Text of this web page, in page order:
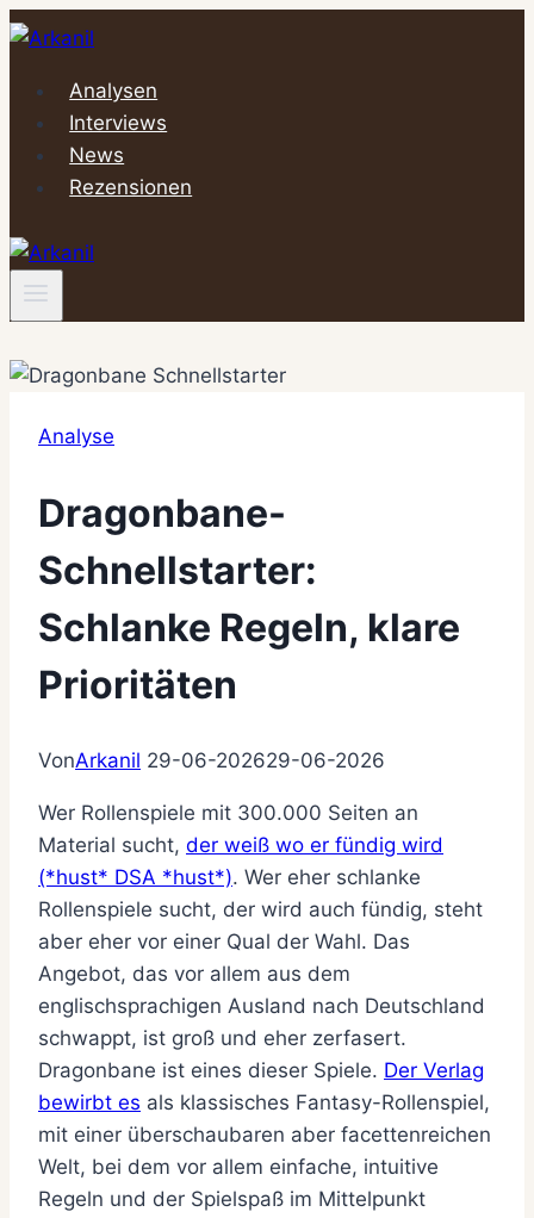
Zum
springenAnalysen
Interviews
News
Rezensionen
Analyse
Dragonbane-
Schnellstarter:
Schlanke Regeln, klare
Prioritäten
VonArkanil 29-06-202629-06-2026
Wer Rollenspiele mit 300.000 Seiten an
Material sucht, der weiß wo er fündig wird
(*hust* DSA *hust*). Wer eher schlanke
Rollenspiele sucht, der wird auch fündig, steht
aber eher vor einer Qual der Wahl. Das
Angebot, das vor allem aus dem
englischsprachigen Ausland nach Deutschland
schwappt, ist groß und eher zerfasert.
Dragonbane ist eines dieser Spiele. Der Verlag
bewirbt es als klassisches Fantasy-Rollenspiel,
mit einer überschaubaren aber facettenreichen
Welt, bei dem vor allem einfache, intuitive
Regeln und der Spielspaß im Mittelpunkt